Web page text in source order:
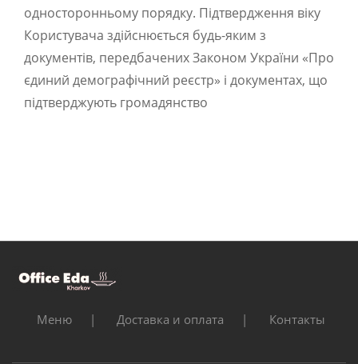
односторонньому порядку. Підтвердження віку
Користувача здійснюється будь-яким з
документів, передбачених Законом України «Про
єдиний демографічний реєстр» і документах, що
підтверджують громадянство
Меню Доставка и оплата Контакты